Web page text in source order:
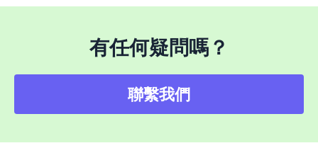
有任何疑問嗎？
聯繫我們